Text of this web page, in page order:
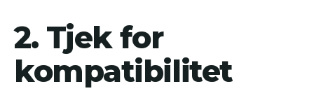
2. Tjek for
kompatibilitet